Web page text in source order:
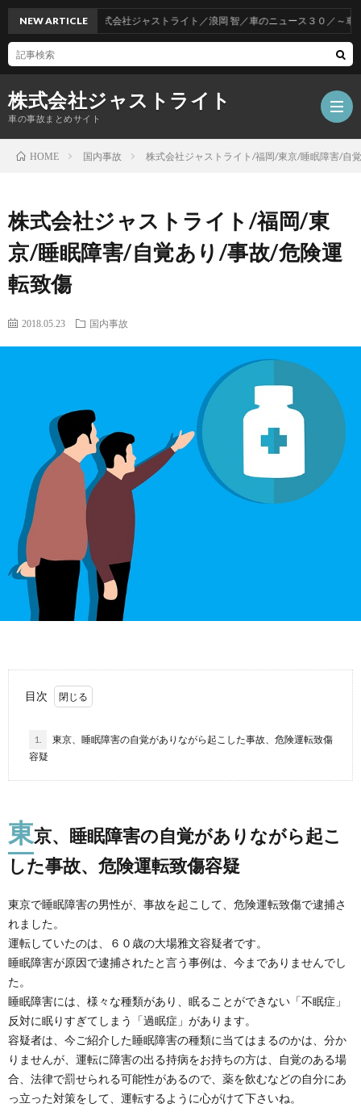
株式会社ジャストライト
車の事故まとめサイト
転
NEW ARTICLE株式会社ジャストライト／浪岡 智／車のニュース３０／～車をお
HOME 国内事故 株式会社ジャストライト/福岡/東京/睡眠障害/自
株式会社ジャストライト/福岡/東
京/睡眠障害/自覚あり/事故/危険運
転致傷
2018.05.23 国内事故
目次
1.
東京、睡眠障害の自覚がありながら起こした事故、危険運転致傷
容疑
東京、睡眠障害の自覚がありながら起こ
した事故、危険運転致傷容疑
東京で睡眠障害の男性が、事故を起こして、危険運転致傷で逮捕さ
れました。
運転していたのは、６０歳の大場雅文容疑者です。
睡眠障害が原因で逮捕されたと言う事例は、今までありませんでし
た。
睡眠障害には、様々な種類があり、眠ることができない「不眠症」
反対に眠りすぎてしまう「過眠症」があります。
容疑者は、今ご紹介した睡眠障害の種類に当てはまるのかは、分か
りませんが、運転に障害の出る持病をお持ちの方は、自覚のある場
合、法律で罰せられる可能性があるので、薬を飲むなどの自分にあ
っ立った対策をして、運転するように心がけて下さいね。